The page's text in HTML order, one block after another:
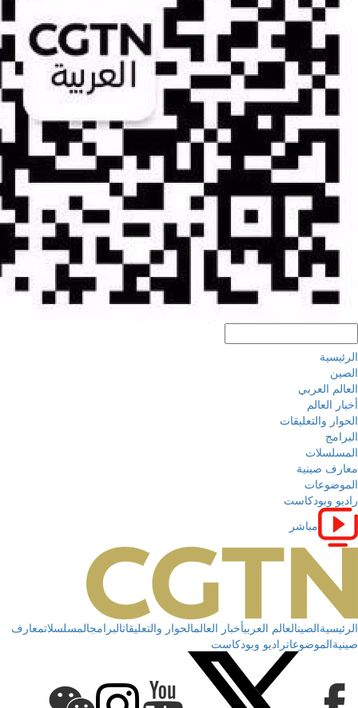
الرئيسية
الصين
العالم العربي
أخبار العالم
الحوار والتعليقات
البرامج
المسلسلات
معارف صينية
الموضوعات
راديو وبودكاست
مباشر
الرئيسيةالصينالعالم العربيأخبار العالمالحوار والتعليقاتالبرامجالمسلسلاتمعارف
صينيةالموضوعاتراديو وبودكاست